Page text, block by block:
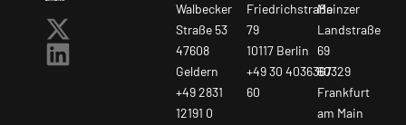
Walbecker
Straße 53
47608
Geldern
+49 2831
12191 0
Friedrichstraße
79
10117 Berlin
+49 30 4036367
60
Mainzer
Landstraße
69
60329
Frankfurt
am Main